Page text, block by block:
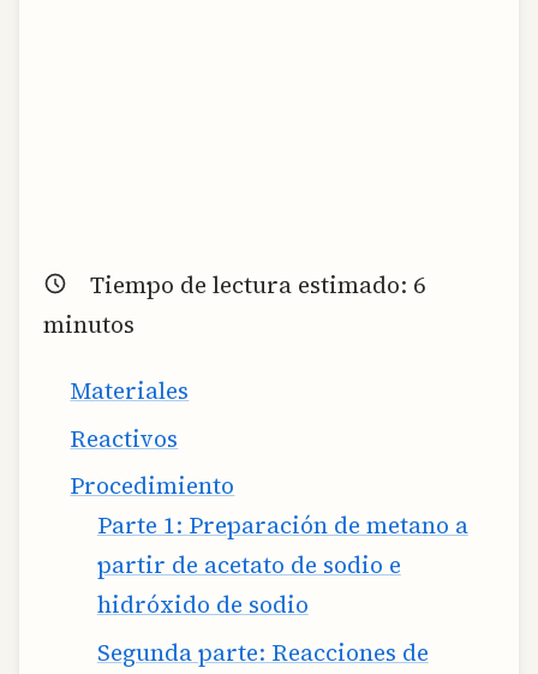
Tiempo de lectura estimado: 6
minutos
Materiales
Reactivos
Procedimiento
Parte 1: Preparación de metano a
partir de acetato de sodio e
hidróxido de sodio
Segunda parte: Reacciones de